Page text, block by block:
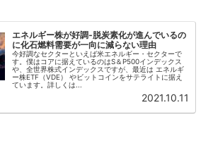
エネルギー株が好調‐脱炭素化が進んでいるの
に化石燃料需要が一向に減らない理由
今好調なセクターといえば米エネルギー・セクターで
す。僕はコアに据えているのはS＆P500インデックス
や、全世界株式インデックスですが、最近は エネルギ
ー株ETF（VDE） やビットコインをサテライトに据え
ています。詳しくは...
2021.10.11